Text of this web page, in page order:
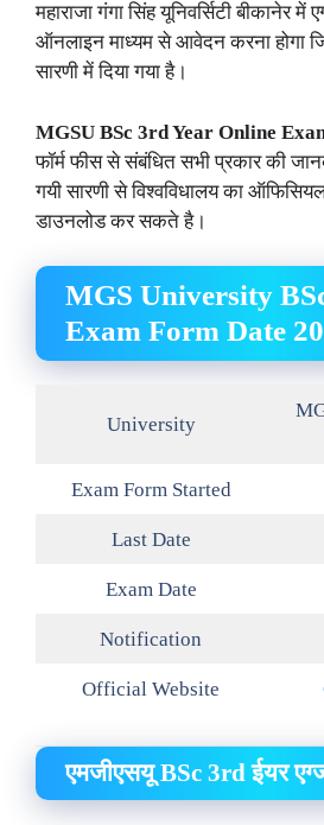
महाराजा गंगा सिंह यूनिवर्सिटी बीकानेर
ऑनलाइन माध्यम से आवेदन करना होगा
सारणी में दिया गया है।
MGSU BSc 3rd Year Online
फॉर्म फीस से संबंधित सभी प्रकार की
गयी सारणी से विश्वविधालय का
डाउनलोड कर सकते है।
MGS University
Exam Form Date
University
Exam Form Started
Last Date
Exam Date
Notification
Official Website
एमजीएसयू BSc 3rd ईयर